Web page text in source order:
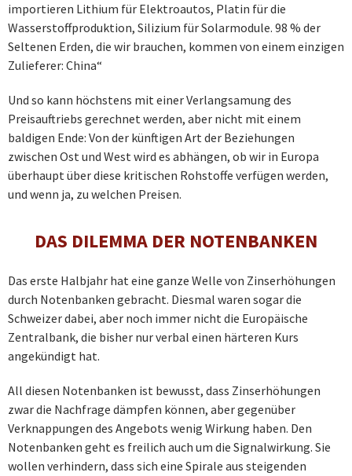
importieren Lithium für Elektroautos, Platin für die
Wasserstoffproduktion, Silizium für Solarmodule. 98 % der
Seltenen Erden, die wir brauchen, kommen von einem einzigen
Zulieferer: China“
Und so kann höchstens mit einer Verlangsamung des
Preisauftriebs gerechnet werden, aber nicht mit einem
baldigen Ende: Von der künftigen Art der Beziehungen
zwischen Ost und West wird es abhängen, ob wir in Europa
überhaupt über diese kritischen Rohstoffe verfügen werden,
und wenn ja, zu welchen Preisen.
DAS DILEMMA DER NOTENBANKEN
Das erste Halbjahr hat eine ganze Welle von Zinserhöhungen
durch Notenbanken gebracht. Diesmal waren sogar die
Schweizer dabei, aber noch immer nicht die Europäische
Zentralbank, die bisher nur verbal einen härteren Kurs
angekündigt hat.
All diesen Notenbanken ist bewusst, dass Zinserhöhungen
zwar die Nachfrage dämpfen können, aber gegenüber
Verknappungen des Angebots wenig Wirkung haben. Den
Notenbanken geht es freilich auch um die Signalwirkung. Sie
wollen verhindern, dass sich eine Spirale aus steigenden